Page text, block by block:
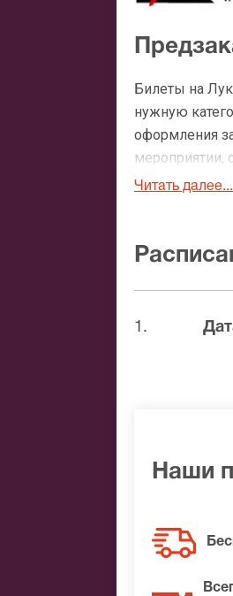
Билеты на
нужную
оформления
мероприятии,
После
доставка
Вы можете с
BitCoin
удалось
места по
Читать далее...
1.
Наши